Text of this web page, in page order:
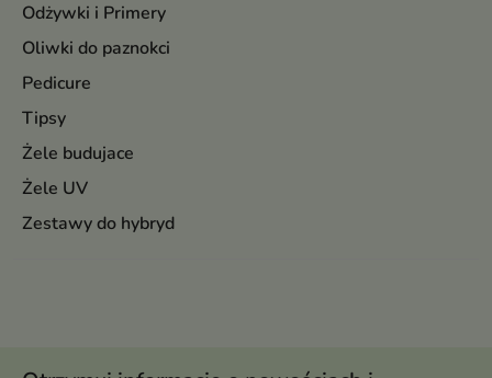
Odżywki i Primery
Oliwki do paznokci
Pedicure
Tipsy
Żele budujace
Żele UV
Zestawy do hybryd